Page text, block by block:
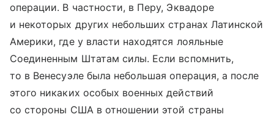
операции. В частности, в Перу, Эквадоре
и некоторых других небольших странах Латинской
Америки, где у власти находятся лояльные
Соединенным Штатам силы. Если вспомнить,
то в Венесуэле была небольшая операция, а после
этого никаких особых военных действий
со стороны США в отношении этой страны